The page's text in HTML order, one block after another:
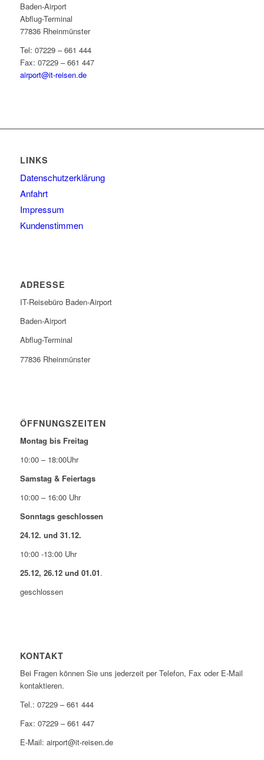
Baden-Airport
Abflug-Terminal
77836 Rheinmünster
Tel: 07229 – 661 444
Fax: 07229 – 661 447
airport@it-reisen.de
LINKS
Datenschutzerklärung
Anfahrt
Impressum
Kundenstimmen
ADRESSE
IT-Reisebüro Baden-Airport
Baden-Airport
Abflug-Terminal
77836 Rheinmünster
ÖFFNUNGSZEITEN
Montag bis Freitag
10:00 – 18:00Uhr
Samstag & Feiertags
10:00 – 16:00 Uhr
Sonntags geschlossen
24.12. und 31.12.
10:00 -13:00 Uhr
25.12, 26.12 und 01.01.
geschlossen
KONTAKT
Bei Fragen können Sie uns jederzeit per Telefon, Fax oder E-Mail
kontaktieren.
Tel.: 07229 – 661 444
Fax: 07229 – 661 447
E-Mail: airport@it-reisen.de